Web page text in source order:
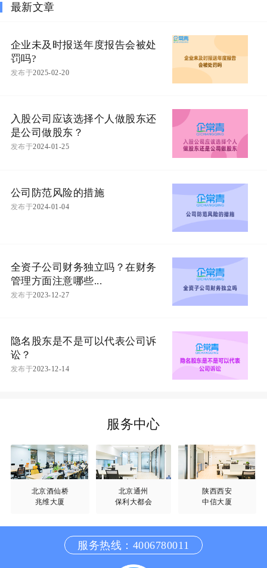
最新文章
企业未及时报送年度报告会被处
罚吗?
发布于2025-02-20
入股公司应该选择个人做股东还
是公司做股东？
发布于2024-01-25
公司防范风险的措施
发布于2024-01-04
全资子公司财务独立吗？在财务
管理方面注意哪些...
发布于2023-12-27
隐名股东是不是可以代表公司诉
讼？
发布于2023-12-14
服务中心
北京酒仙桥
兆维大厦
北京通州
保利大都会
陕西西安
中信大厦
服务热线：4006780011